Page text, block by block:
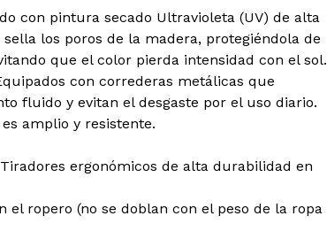
con pintura secado Ultravioleta (UV) de alta
sella los poros de la madera, protegiéndola de
que el color pierda intensidad con el sol.
con correderas metálicas que
fluido y evitan el desgaste por el uso diario.
amplio y resistente.
ergonómicos de alta durabilidad en
el ropero (no se doblan con el peso de la ropa